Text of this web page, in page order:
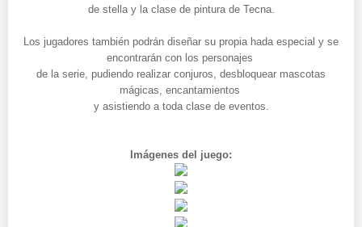
de stella y la clase de pintura de Tecna.
Los jugadores también podrán diseñar su propia hada especial y se
encontrarán con los personajes
de la serie, pudiendo realizar conjuros, desbloquear mascotas
mágicas, encantamientos
y asistiendo a toda clase de eventos.
Imágenes del juego: